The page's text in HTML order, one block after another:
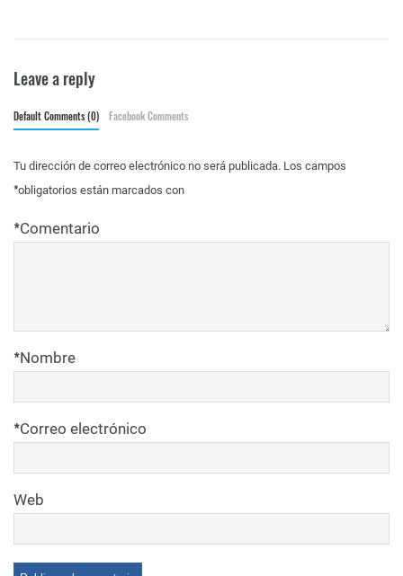
Leave a reply
Default Comments (0) Facebook Comments
Tu dirección de correo electrónico no será publicada. Los campos
obligatorios están marcados con
*
Comentario
*
Nombre
*
Correo electrónico
*
Web